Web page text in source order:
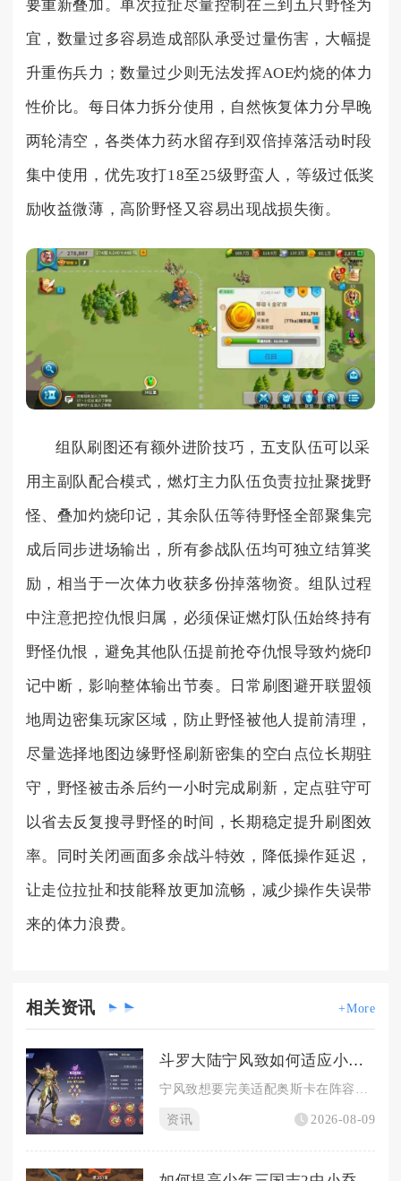
要重新叠加。单次拉扯尽量控制在三到五只野怪为
宜，数量过多容易造成部队承受过量伤害，大幅提
升重伤兵力；数量过少则无法发挥AOE灼烧的体力
性价比。每日体力拆分使用，自然恢复体力分早晚
两轮清空，各类体力药水留存到双倍掉落活动时段
集中使用，优先攻打18至25级野蛮人，等级过低奖
励收益微薄，高阶野怪又容易出现战损失衡。
组队刷图还有额外进阶技巧，五支队伍可以采
用主副队配合模式，燃灯主力队伍负责拉扯聚拢野
怪、叠加灼烧印记，其余队伍等待野怪全部聚集完
成后同步进场输出，所有参战队伍均可独立结算奖
励，相当于一次体力收获多份掉落物资。组队过程
中注意把控仇恨归属，必须保证燃灯队伍始终持有
野怪仇恨，避免其他队伍提前抢夺仇恨导致灼烧印
记中断，影响整体输出节奏。日常刷图避开联盟领
地周边密集玩家区域，防止野怪被他人提前清理，
尽量选择地图边缘野怪刷新密集的空白点位长期驻
守，野怪被击杀后约一小时完成刷新，定点驻守可
以省去反复搜寻野怪的时间，长期稳定提升刷图效
率。同时关闭画面多余战斗特效，降低操作延迟，
让走位拉扯和技能释放更加流畅，减少操作失误带
来的体力浪费。
相关资讯 +More
斗罗大陆宁风致如何适应小奥的存在与发展
资讯 2026-08-09